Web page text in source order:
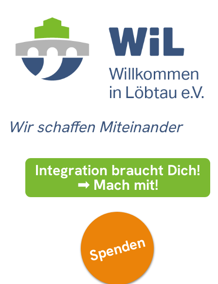
Wir schaffen Miteinander
Integration braucht Dich!
➟ Mach mit!
Spenden